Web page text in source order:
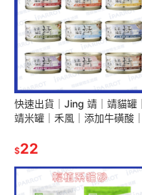
快速出貨｜Jing 靖｜靖貓罐｜
靖米罐｜禾風｜添加牛磺酸｜
頭｜靖罐｜翔帥寵物生活館
$22